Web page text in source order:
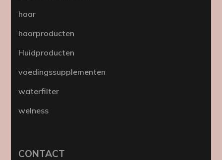
haar
haarproducten
Huidproducten
voedingssupplementen
waterfilter
welness
CONTACT